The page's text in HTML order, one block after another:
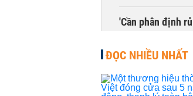
'Cần phân định
Bí thư Thành ủy
THỜI SỰ - 1 phút
ĐỌC NHIỀU NHẤT